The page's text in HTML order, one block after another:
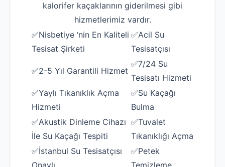
kalorifer kaçaklarının giderilmesi gibi
hizmetlerimiz vardır.
✅Nisbetiye ‘nin En Kaliteli
Tesisat Şirketi
✅Acil Su
Tesisatçısı
✅2-5 Yıl Garantili Hizmet
✅7/24 Su
Tesisatı Hizmeti
✅Yaylı Tıkanıklık Açma
Hizmeti
✅Su Kaçağı
Bulma
✅Akustik Dinleme Cihazı
İle Su Kaçağı Tespiti
✅Tuvalet
Tıkanıklığı Açma
✅İstanbul Su Tesisatçısı
Onaylı
✅Petek
Temizleme